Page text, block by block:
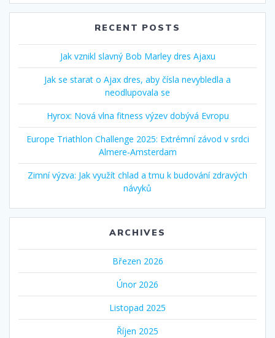
RECENT POSTS
Jak vznikl slavný Bob Marley dres Ajaxu
Jak se starat o Ajax dres, aby čísla nevybledla a
neodlupovala se
Hyrox: Nová vlna fitness výzev dobývá Evropu
Europe Triathlon Challenge 2025: Extrémní závod v srdci
Almere‑Amsterdam
Zimní výzva: Jak využít chlad a tmu k budování zdravých
návyků
ARCHIVES
Březen 2026
Únor 2026
Listopad 2025
Říjen 2025